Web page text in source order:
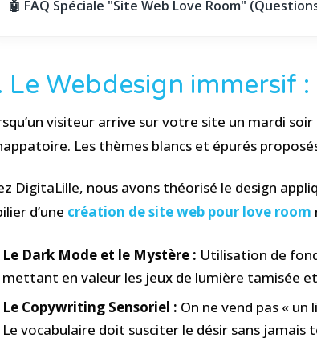
🤖 FAQ Spéciale "Site Web Love Room"
Le Webdesign immersif
visiteur arrive sur votre site un mardi
Les thèmes blancs et épurés
DigitaLille, nous avons théorisé le design
d’une création de site web pour love room
Le Dark Mode et le Mystère : Utilisation de
mettant en valeur les jeux de lumière tamisée
Le Copywriting Sensoriel : On ne vend pas «
Le vocabulaire doit susciter le désir sans jamais